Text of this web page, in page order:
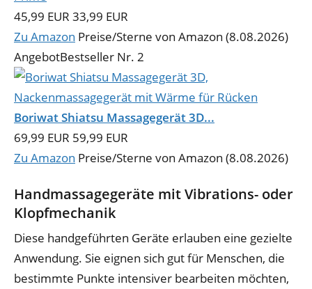
45,99 EUR 33,99 EUR
Zu Amazon Preise/Sterne von Amazon (8.08.2026)
AngebotBestseller Nr. 2
Boriwat Shiatsu Massagegerät 3D...
69,99 EUR 59,99 EUR
Zu Amazon Preise/Sterne von Amazon (8.08.2026)
Handmassagegeräte mit Vibrations- oder
Klopfmechanik
Diese handgeführten Geräte erlauben eine gezielte
Anwendung. Sie eignen sich gut für Menschen, die
bestimmte Punkte intensiver bearbeiten möchten,